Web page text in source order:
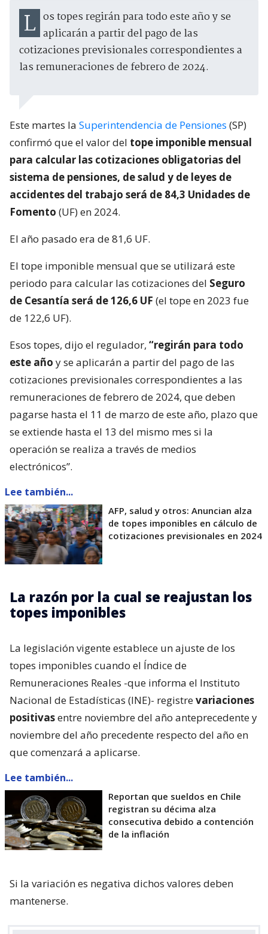
Los topes regirán para todo este año y se aplicarán a partir del pago de las
cotizaciones previsionales correspondientes a
las remuneraciones de febrero de 2024.
Este martes la Superintendencia de Pensiones (SP)
confirmó que el valor del tope imponible mensual
para calcular las cotizaciones obligatorias del
sistema de pensiones, de salud y de leyes de
accidentes del trabajo será de 84,3 Unidades de
Fomento (UF) en 2024.
El año pasado era de 81,6 UF.
El tope imponible mensual que se utilizará este
periodo para calcular las cotizaciones del Seguro
de Cesantía será de 126,6 UF (el tope en 2023 fue
de 122,6 UF).
Esos topes, dijo el regulador, “regirán para todo
este año y se aplicarán a partir del pago de las
cotizaciones previsionales correspondientes a las
remuneraciones de febrero de 2024, que deben
pagarse hasta el 11 de marzo de este año, plazo que
se extiende hasta el 13 del mismo mes si la
operación se realiza a través de medios
electrónicos”.
Lee también...
AFP, salud y otros: Anuncian alza
de topes imponibles en cálculo de
cotizaciones previsionales en 2024
La razón por la cual se reajustan los
topes imponibles
La legislación vigente establece un ajuste de los
topes imponibles cuando el Índice de
Remuneraciones Reales -que informa el Instituto
Nacional de Estadísticas (INE)- registrevariaciones
positivasentre noviembre del año anteprecedente y
noviembre del año precedente respecto del año en
que comenzará a aplicarse.
Lee también...
Reportan que sueldos en Chile
registran su décima alza
consecutiva debido a contención
de la inflación
Si la variación es negativa dichos valores deben
mantenerse.